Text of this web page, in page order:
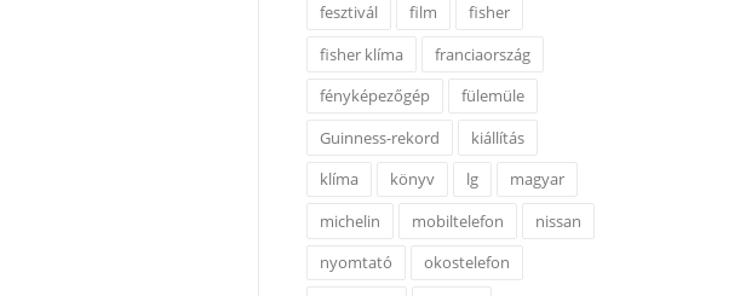
fesztivál
film
fisher
fisher klíma
franciaország
fényképezőgép
fülemüle
Guinness-rekord
kiállítás
klíma
könyv lg
magyar
michelin
mobiltelefon
nissan
nyomtató
okostelefon